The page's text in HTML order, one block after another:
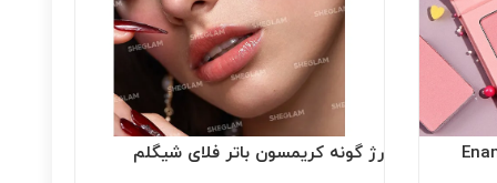
رژ گونه کریمسون باتر فلای شیگلم